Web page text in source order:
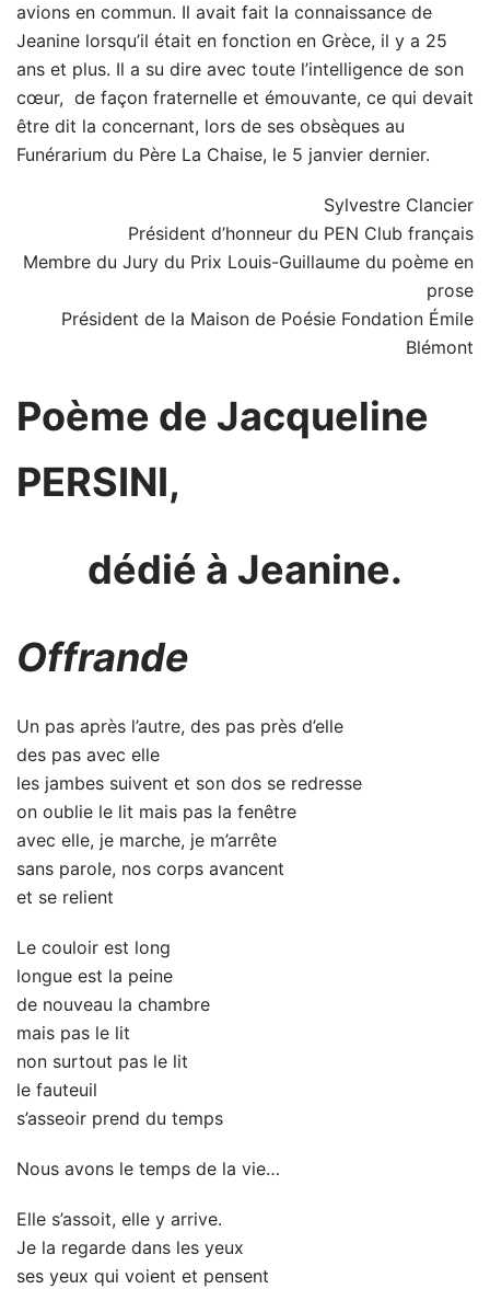
avions en commun. Il avait fait la connaissance de
Jeanine lorsqu’il était en fonction en Grèce, il y a 25
ans et plus. Il a su dire avec toute l’intelligence de son
cœur, de façon fraternelle et émouvante, ce qui devait
être dit la concernant, lors de ses obsèques au
Funérarium du Père La Chaise, le 5 janvier dernier.
Sylvestre Clancier
Président d’honneur du PEN Club français
Membre du Jury du Prix Louis-Guillaume du poème en
prose
Président de la Maison de Poésie Fondation Émile
Blémont
Poème de Jacqueline
PERSINI,
dédié à Jeanine.
Offrande
Un pas après l’autre, des pas près d’elle
des pas avec elle
les jambes suivent et son dos se redresse
on oublie le lit mais pas la fenêtre
avec elle, je marche, je m’arrête
sans parole, nos corps avancent
et se relient
Le couloir est long
longue est la peine
de nouveau la chambre
mais pas le lit
non surtout pas le lit
le fauteuil
s’asseoir prend du temps
Nous avons le temps de la vie…
Elle s’assoit, elle y arrive.
Je la regarde dans les yeux
ses yeux qui voient et pensent